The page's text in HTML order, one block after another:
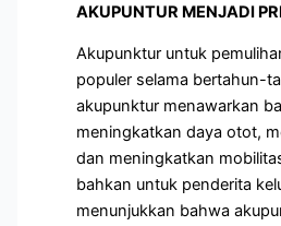
AKUPUNTUR MENJADI
Akupunktur untuk
populer selama bertahun-
akupunktur menawarkan
meningkatkan daya otot,
dan meningkatkan
bahkan untuk penderita
menunjukkan bahwa